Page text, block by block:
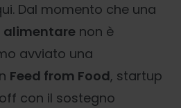
Dal momento che una
alimentare non è
avviato una
Feed from Food, startup
con il sostegno